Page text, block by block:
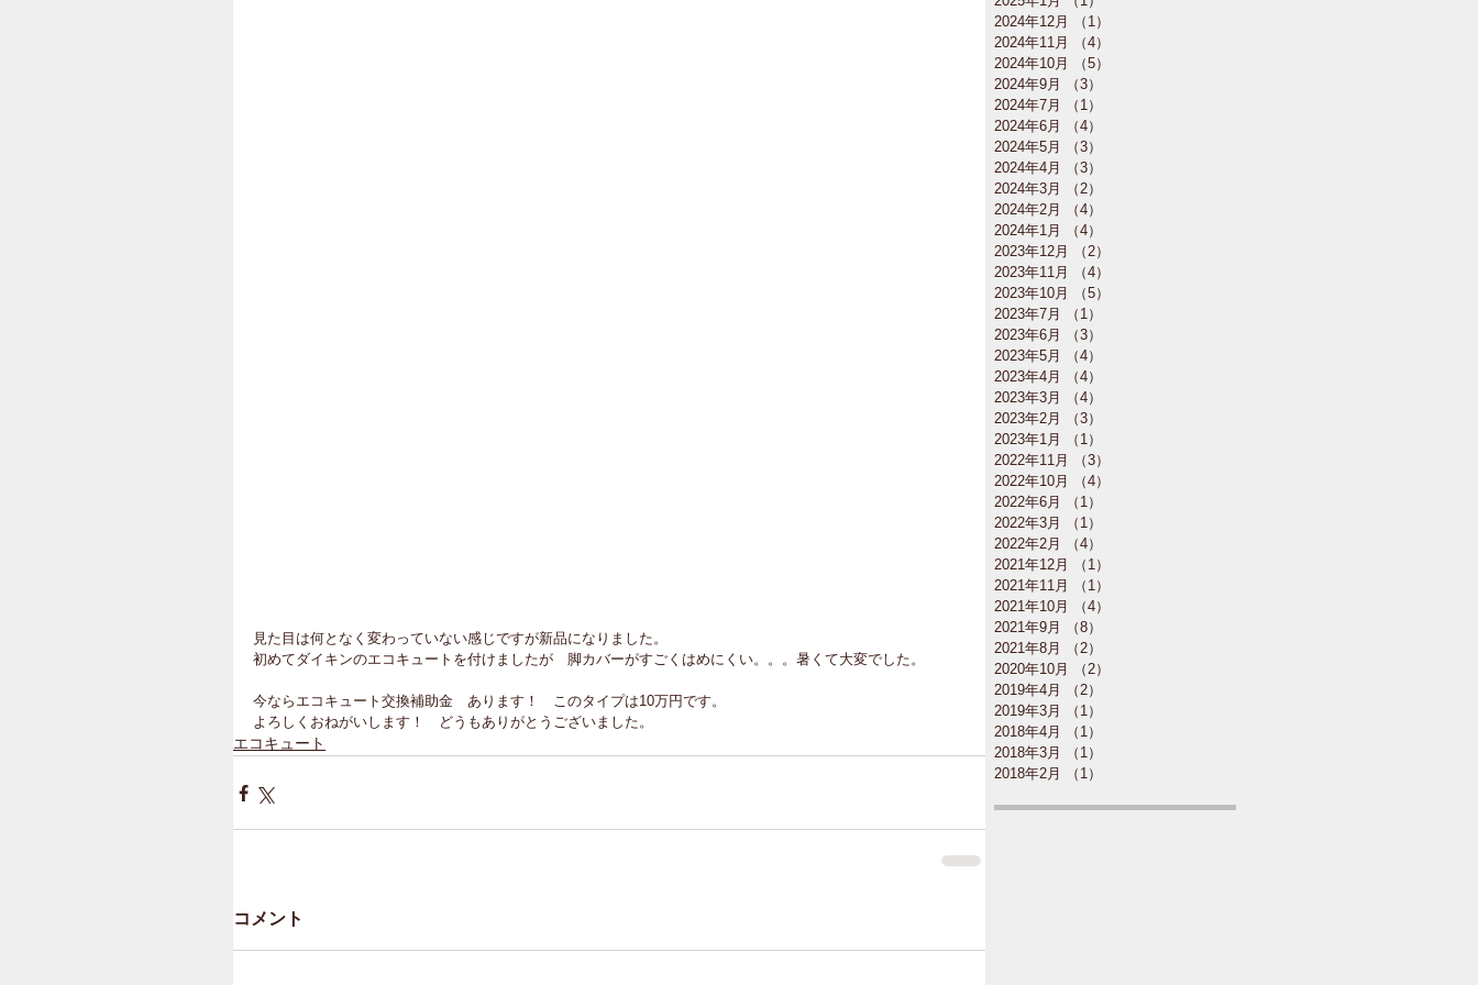
見た目は何となく変わっていない感じですが新品になりました。
初めてダイキンのエコキュートを付けましたが　脚カバーがすごくはめにくい。。。暑くて大変でした。
今ならエコキュート交換補助金　あります！　このタイプは10万円です。
よろしくおねがいします！　どうもありがとうございました。
エコキュート
コメント
2024年12月
（1）
2024年11月
（4）
2024年10月
（5）
2024年9月
（3）
2024年7月
（1）
2024年6月
（4）
2024年5月
（3）
2024年4月
（3）
2024年3月
（2）
2024年2月
（4）
2024年1月
（4）
2023年12月
（2）
2023年11月
（4）
2023年10月
（5）
2023年7月
（1）
2023年6月
（3）
2023年5月
（4）
2023年4月
（4）
2023年3月
（4）
2023年2月
（3）
2023年1月
（1）
2022年11月
（3）
2022年10月
（4）
2022年6月
（1）
2022年3月
（1）
2022年2月
（4）
2021年12月
（1）
2021年11月
（1）
2021年10月
（4）
2021年9月
（8）
2021年8月
（2）
2020年10月
（2）
2019年4月
（2）
2019年3月
（1）
2018年4月
（1）
2018年3月
（1）
2018年2月
（1）